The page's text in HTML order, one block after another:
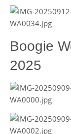
Boogie
2025